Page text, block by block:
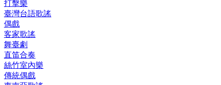
打擊樂
臺灣台語歌謠
偶戲
客家歌謠
舞臺劇
直笛合奏
絲竹室內樂
傳統偶戲